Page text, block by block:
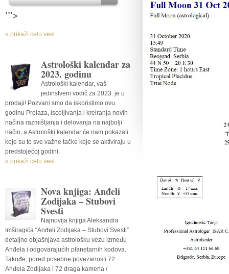
'">
» prikaži celu vest
Astrološki kalendar za
2023. godinu
Astrološki kalendar, vaš
jedinstveni vodič za 2023. je u
prodaji! Pozvani smo da iskoristimo ovu
godinu Prelaza, isceljivanja i kreiranja novih
načina razmišljanja i delovanja na najbolji
način, a Astrološki kalendar će nam pokazati
koje su to sve važne tačke koje se aktiviraju u
predstojećoj godini.
» prikaži celu vest
Nova knjiga: Anđeli
Zodijaka – Stubovi
Svesti
Najnovija knjiga Aleksandra
Imširagića “Anđeli Zodijaka – Stubovi Svesti”
detaljno objašnjava astrološku vezu između
Anđela i odgovarajućih planetarnih kodova.
Takođe, pored posebne povezanosti 72
Anđela Zodijaka i 72 draga kamena /